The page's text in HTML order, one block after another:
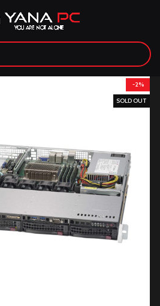
-2%
SOLD OUT